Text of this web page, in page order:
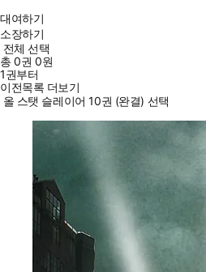
대여하기
소장하기
전체 선택
총0권 0원
1권부터
이전목록 더보기
올 스탯 슬레이어 10권 (완결) 선택